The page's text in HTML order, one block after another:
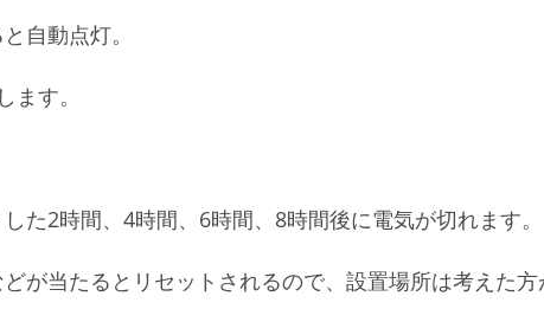
自動点灯。
す。
た2時間、4時間、6時間、8時間後に電気が切れます。
が当たるとリセットされるので、設置場所は考えた方